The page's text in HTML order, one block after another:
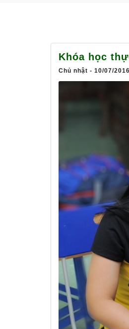
Khóa học
Chủ nhật - 10/07/